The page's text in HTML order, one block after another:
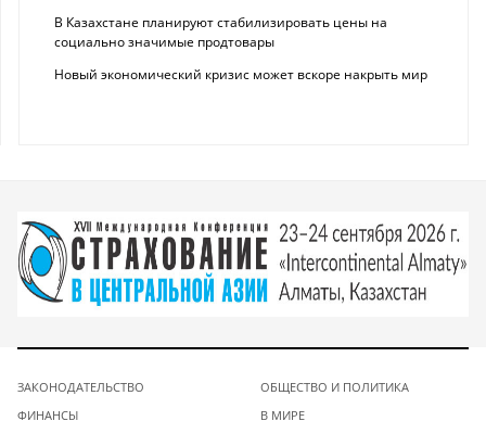
В Казахстане планируют стабилизировать цены на
социально значимые продтовары
Новый экономический кризис может вскоре накрыть мир
ЗАКОНОДАТЕЛЬСТВО
ФИНАНСЫ
ОБЩЕСТВО И ПОЛИТИКА
В МИРЕ